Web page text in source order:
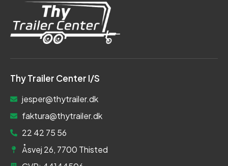
Thy Trailer Center I/S
jesper@thytrailer.dk
faktura@thytrailer.dk
22 42 75 56
Åsvej 26, 7700 Thisted